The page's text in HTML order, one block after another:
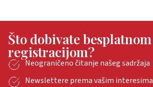
Što dobivate besplatnom
registracijom?
Neograničeno čitanje našeg sadržaja
Newslettere prema vašim interesima